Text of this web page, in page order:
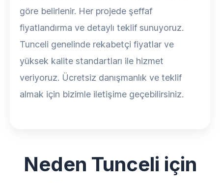
göre belirlenir. Her projede şeffaf
fiyatlandırma ve detaylı teklif sunuyoruz.
Tunceli genelinde rekabetçi fiyatlar ve
yüksek kalite standartları ile hizmet
veriyoruz. Ücretsiz danışmanlık ve teklif
almak için bizimle iletişime geçebilirsiniz.
Neden Tunceli için